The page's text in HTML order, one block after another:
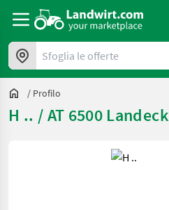
Sfoglia le offerte
/ Profilo
H .. / AT 6500 Landeck